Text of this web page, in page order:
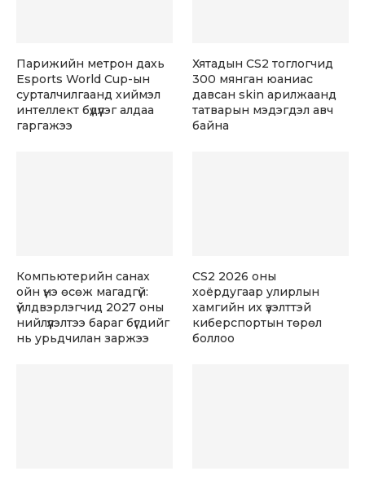
Парижийн метрон дахь
Esports World Cup-ын
сурталчилгаанд хиймэл
интеллект бүдүүлэг алдаа
гаргажээ
Хятадын CS2 тоглогчид
300 мянган юаниас
давсан skin арилжаанд
татварын мэдэгдэл авч
байна
Компьютерийн санах
ойн үнэ өсөж магадгүй:
үйлдвэрлэгчид 2027 оны
нийлүүлэлтээ бараг бүгдийг
нь урьдчилан заржээ
CS2 2026 оны
хоёрдугаар улирлын
хамгийн их үзэлттэй
киберспортын төрөл
боллоо